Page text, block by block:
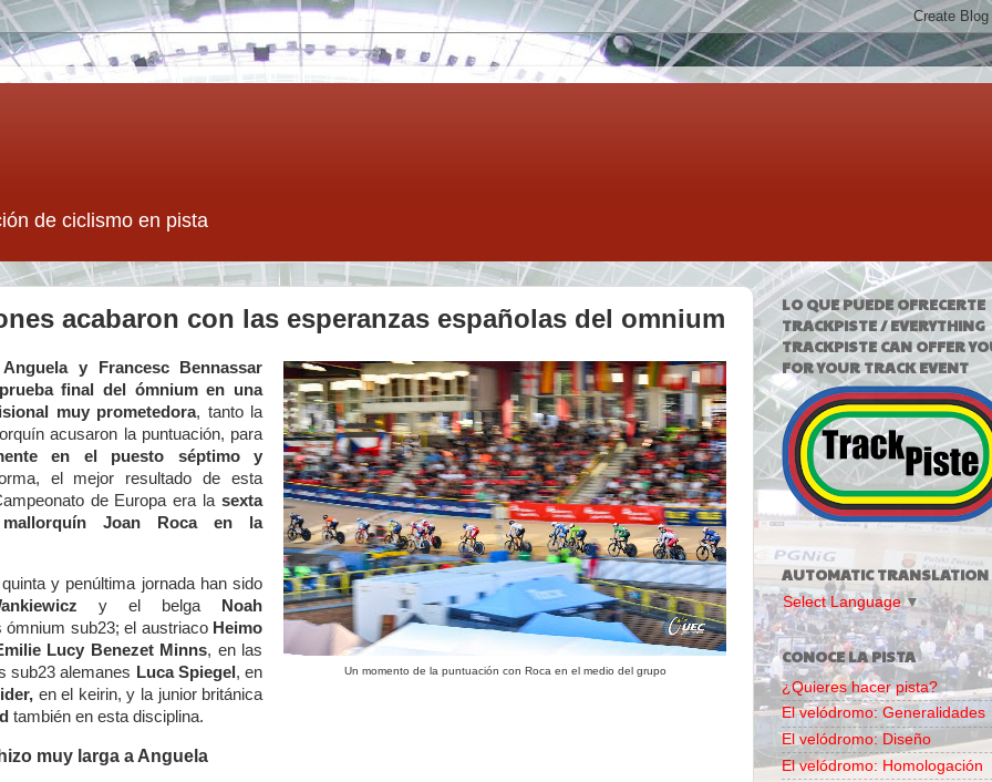
de ciclismo en pista
acabaron con las esperanzas españolas del omnium
Un momento de la puntuación con Roca en el medio del grupo
y Francesc Bennassar
final del ómnium en una
muy prometedora, tanto la
acusaron la puntuación, para
en el puesto séptimo y
el mejor resultado de esta
de Europa era lasexta
Joan Roca en la
y penúltima jornada han sido
y el belga
Noah
ómnium sub23; el austriaco Heimo
Lucy Benezet Minns, en las
sub23 alemanes Luca Spiegel , en
en el keirin, y la junior británica
también en esta disciplina.
muy larga a Anguela
LO QUE PUEDE OFRECERTE
TRACKPISTE / EVERYTHING
TRACKPISTE CAN OFFER
FOR YOUR TRACK EVENT
AUTOMATIC TRANSLATION
Select Language ▼
CONOCE LA PISTA
¿Quieres hacer pista?
El velódromo: Generalidades
El velódromo: Diseño
El velódromo: Homologación